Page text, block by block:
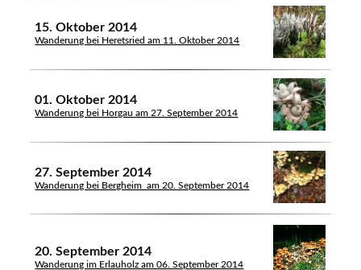
15. Oktober 2014
Wanderung bei Heretsried am 11. Oktober 2014
01. Oktober 2014
Wanderung bei Horgau am 27. September 2014
27. September 2014
Wanderung bei Bergheim am 20. September 2014
20. September 2014
Wanderung im Erlauholz am 06. September 2014